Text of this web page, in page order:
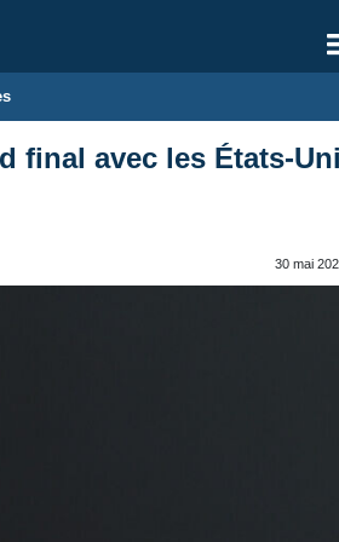
final avec les États-
30 mai